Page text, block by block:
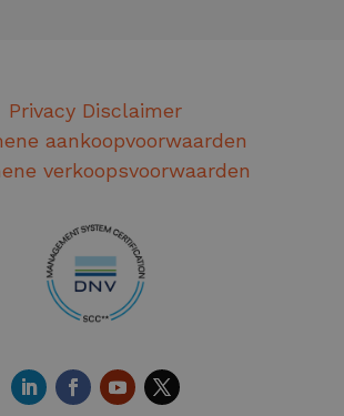
Privacy Disclaimer
aankoopvoorwaarden
verkoopsvoorwaarden